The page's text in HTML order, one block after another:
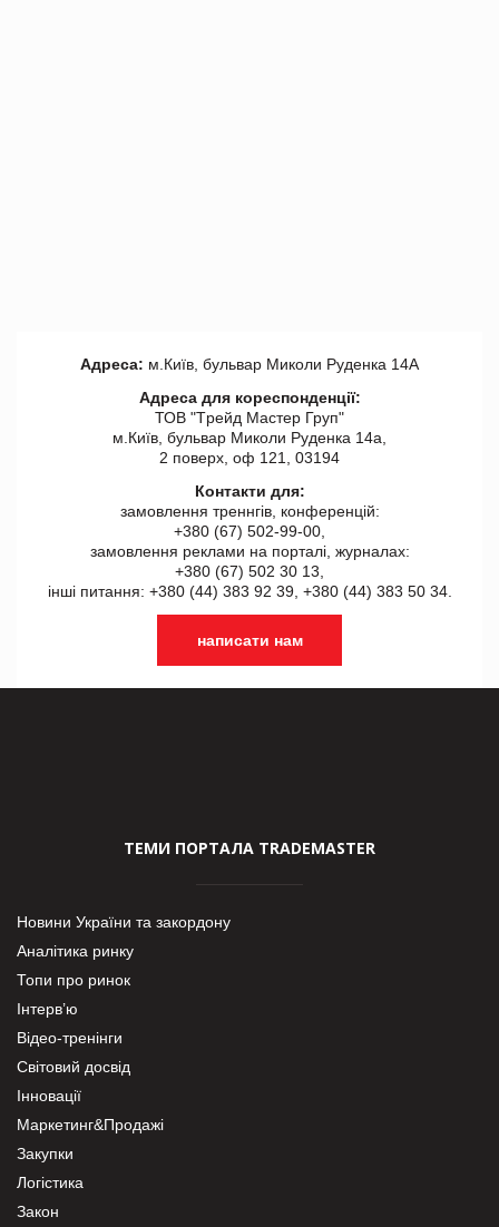
Адреса: м.Київ, бульвар Миколи Руденка 14А
Адреса для кореспонденції:
ТОВ "Tрейд Мастер Груп"
м.Київ, бульвар Миколи Руденка 14а,
2 поверх, оф 121, 03194
Контакти для:
замовлення треннгів, конференцій:
+380 (67) 502-99-00,
замовлення реклами на порталі, журналах:
+380 (67) 502 30 13,
інші питання: +380 (44) 383 92 39, +380 (44) 383 50 34.
написати нам
ТЕМИ ПОРТАЛА TRADEMASTER
Новини України та закордону
Аналітика ринку
Топи про ринок
Інтерв’ю
Відео-тренінги
Світовий досвід
Інновації
Маркетинг&Продажі
Закупки
Логістика
Закон